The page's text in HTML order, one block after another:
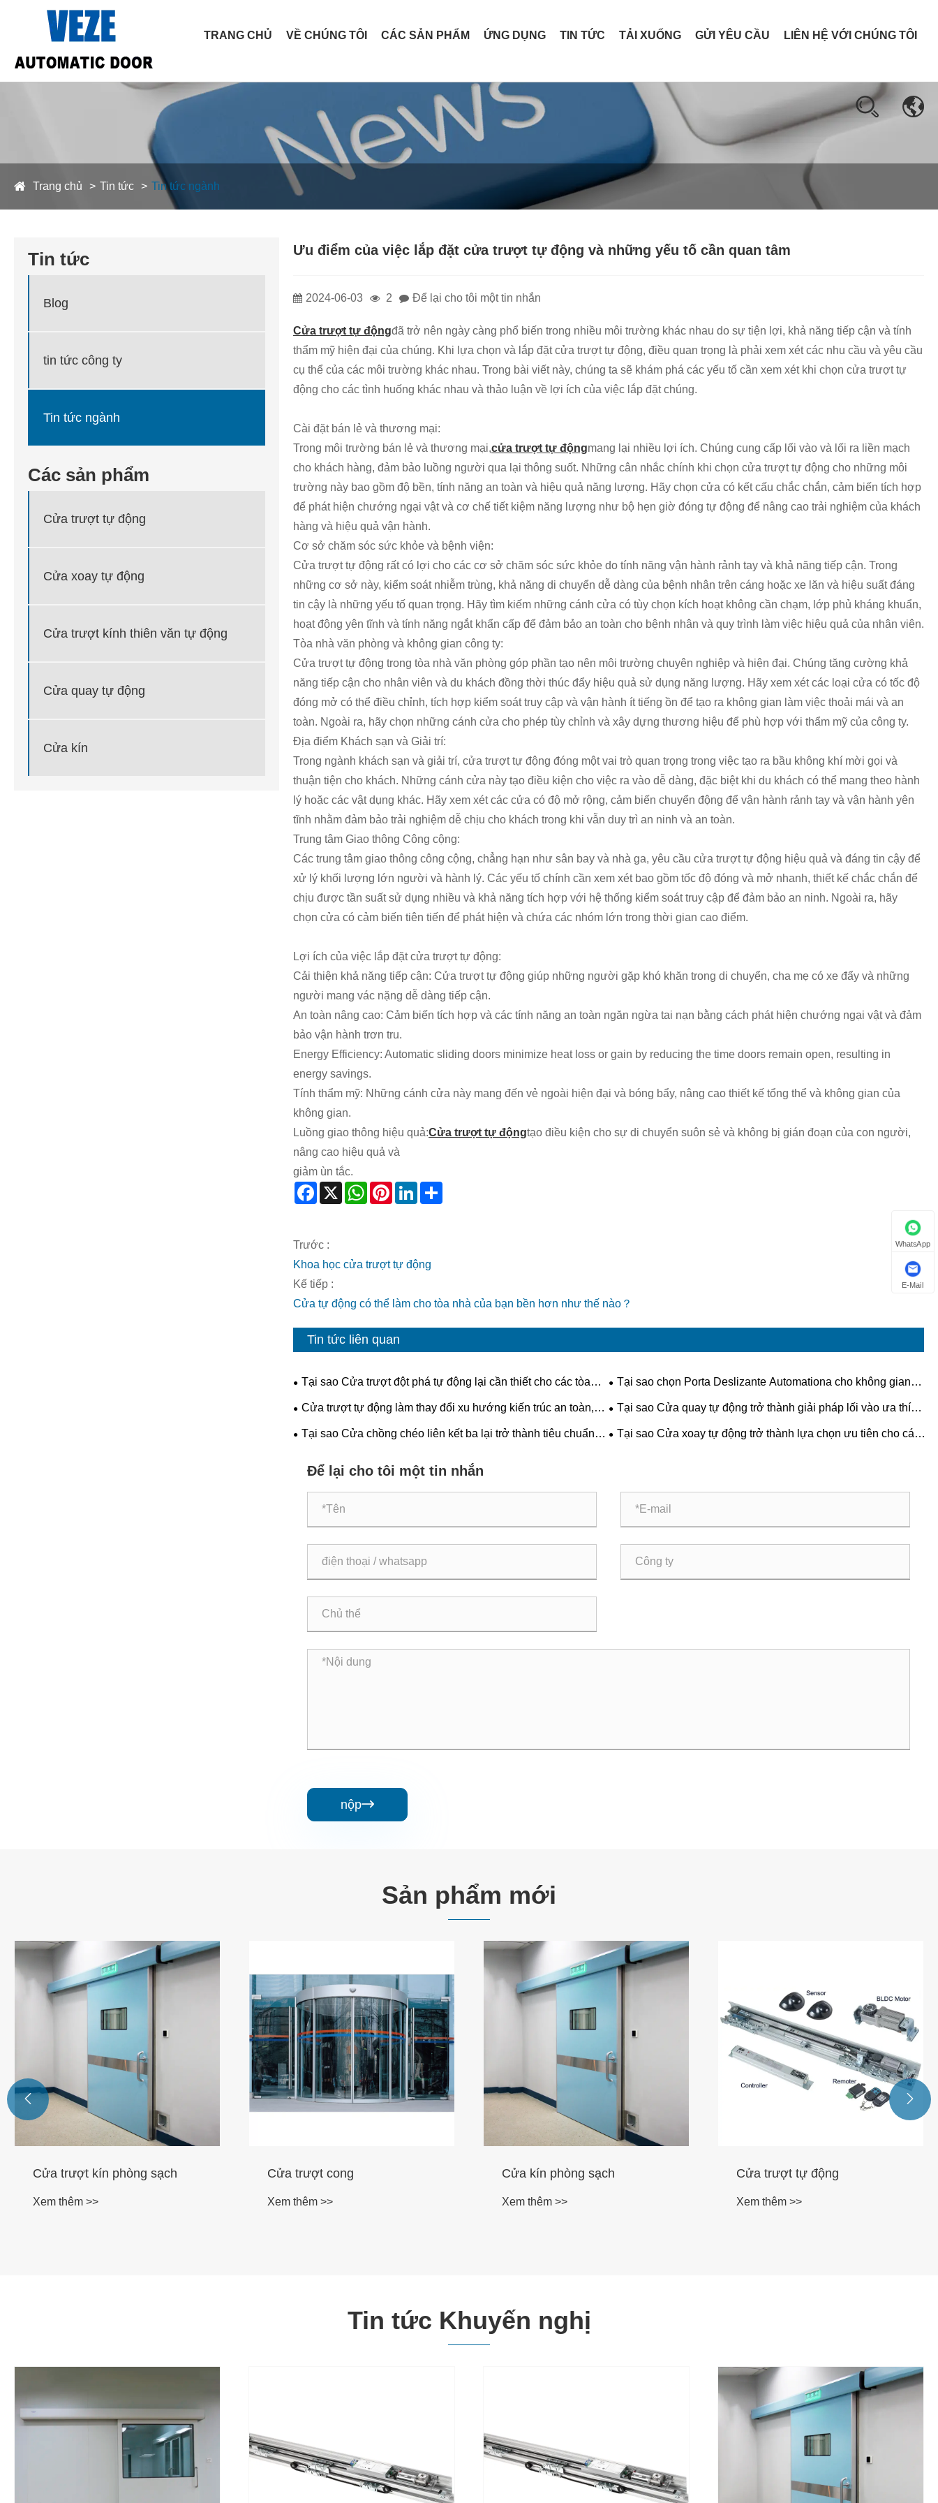
TRANG CHỦ VỀ CHÚNG TÔI CÁC SẢN PHẨM ỨNG DỤNG TIN TỨC TẢI XUỐNG GỬI YÊU CẦU LIÊN HỆ VỚI CHÚNG TÔI
Trang chủ Tin tức Tin tức ngành
Tin tức
Blog
tin tức công ty
Tin tức ngành
Các sản phẩm
Cửa trượt tự động
Cửa xoay tự động
Cửa trượt kính thiên văn tự động
Cửa quay tự động
Cửa kín
Ưu điểm của việc lắp đặt cửa trượt tự động và những yếu tố cần quan tâm
2024-06-03 2 Để lại cho tôi một tin nhắn
Cửa trượt tự độngđã trở nên ngày càng phổ biến trong nhiều môi trường khác nhau do sự tiện lợi, khả năng tiếp cận và tính
thẩm mỹ hiện đại của chúng. Khi lựa chọn và lắp đặt cửa trượt tự động, điều quan trọng là phải xem xét các nhu cầu và yêu cầu
cụ thể của các môi trường khác nhau. Trong bài viết này, chúng ta sẽ khám phá các yếu tố cần xem xét khi chọn cửa trượt tự
động cho các tình huống khác nhau và thảo luận về lợi ích của việc lắp đặt chúng.
Cài đặt bán lẻ và thương mại:
Trong môi trường bán lẻ và thương mại,cửa trượt tự độngmang lại nhiều lợi ích. Chúng cung cấp lối vào và lối ra liền mạch
cho khách hàng, đảm bảo luồng người qua lại thông suốt. Những cân nhắc chính khi chọn cửa trượt tự động cho những môi
trường này bao gồm độ bền, tính năng an toàn và hiệu quả năng lượng. Hãy chọn cửa có kết cấu chắc chắn, cảm biến tích hợp
để phát hiện chướng ngại vật và cơ chế tiết kiệm năng lượng như bộ hẹn giờ đóng tự động để nâng cao trải nghiệm của khách
hàng và hiệu quả vận hành.
Cơ sở chăm sóc sức khỏe và bệnh viện:
Cửa trượt tự động rất có lợi cho các cơ sở chăm sóc sức khỏe do tính năng vận hành rảnh tay và khả năng tiếp cận. Trong
những cơ sở này, kiểm soát nhiễm trùng, khả năng di chuyển dễ dàng của bệnh nhân trên cáng hoặc xe lăn và hiệu suất đáng
tin cậy là những yếu tố quan trọng. Hãy tìm kiếm những cánh cửa có tùy chọn kích hoạt không cần chạm, lớp phủ kháng khuẩn,
hoạt động yên tĩnh và tính năng ngắt khẩn cấp để đảm bảo an toàn cho bệnh nhân và quy trình làm việc hiệu quả của nhân viên.
Tòa nhà văn phòng và không gian công ty:
Cửa trượt tự động trong tòa nhà văn phòng góp phần tạo nên môi trường chuyên nghiệp và hiện đại. Chúng tăng cường khả
năng tiếp cận cho nhân viên và du khách đồng thời thúc đẩy hiệu quả sử dụng năng lượng. Hãy xem xét các loại cửa có tốc độ
đóng mở có thể điều chỉnh, tích hợp kiểm soát truy cập và vận hành ít tiếng ồn để tạo ra không gian làm việc thoải mái và an
toàn. Ngoài ra, hãy chọn những cánh cửa cho phép tùy chỉnh và xây dựng thương hiệu để phù hợp với thẩm mỹ của công ty.
Địa điểm Khách sạn và Giải trí:
Trong ngành khách sạn và giải trí, cửa trượt tự động đóng một vai trò quan trọng trong việc tạo ra bầu không khí mời gọi và
thuận tiện cho khách. Những cánh cửa này tạo điều kiện cho việc ra vào dễ dàng, đặc biệt khi du khách có thể mang theo hành
lý hoặc các vật dụng khác. Hãy xem xét các cửa có độ mở rộng, cảm biến chuyển động để vận hành rảnh tay và vận hành yên
tĩnh nhằm đảm bảo trải nghiệm dễ chịu cho khách trong khi vẫn duy trì an ninh và an toàn.
Trung tâm Giao thông Công cộng:
Các trung tâm giao thông công cộng, chẳng hạn như sân bay và nhà ga, yêu cầu cửa trượt tự động hiệu quả và đáng tin cậy để
xử lý khối lượng lớn người và hành lý. Các yếu tố chính cần xem xét bao gồm tốc độ đóng và mở nhanh, thiết kế chắc chắn để
chịu được tần suất sử dụng nhiều và khả năng tích hợp với hệ thống kiểm soát truy cập để đảm bảo an ninh. Ngoài ra, hãy
chọn cửa có cảm biến tiên tiến để phát hiện và chứa các nhóm lớn trong thời gian cao điểm.
Lợi ích của việc lắp đặt cửa trượt tự động:
Cải thiện khả năng tiếp cận: Cửa trượt tự động giúp những người gặp khó khăn trong di chuyển, cha mẹ có xe đẩy và những
người mang vác nặng dễ dàng tiếp cận.
An toàn nâng cao: Cảm biến tích hợp và các tính năng an toàn ngăn ngừa tai nạn bằng cách phát hiện chướng ngại vật và đảm
bảo vận hành trơn tru.
Energy Efficiency: Automatic sliding doors minimize heat loss or gain by reducing the time doors remain open, resulting in
energy savings.
Tính thẩm mỹ: Những cánh cửa này mang đến vẻ ngoài hiện đại và bóng bẩy, nâng cao thiết kế tổng thể và không gian của
không gian.
Luồng giao thông hiệu quả:Cửa trượt tự độngtạo điều kiện cho sự di chuyển suôn sẻ và không bị gián đoạn của con người,
nâng cao hiệu quả và
giảm ùn tắc.
Facebook
X WhatsAppPinterestLinkedIn
Trước :
Khoa học cửa trượt tự động
Kế tiếp :
Cửa tự động có thể làm cho tòa nhà của bạn bền hơn như thế nào？
Tin tức liên quan
Tại sao Cửa trượt đột phá tự động lại cần thiết cho các tòa
nhà hiện đại?
Tại sao chọn Porta Deslizante Automationa cho không gian
hiện đại?
Cửa trượt tự động làm thay đổi xu hướng kiến ​​trúc an toàn,
hiệu quả và tương lai như thế nào?
Tại sao Cửa quay tự động trở thành giải pháp lối vào ưa thích
cho các tòa nhà thương mại?
Tại sao Cửa chồng chéo liên kết ba lại trở thành tiêu chuẩn
Tại sao Cửa xoay tự động trở thành lựa chọn ưu tiên cho các
Để lại cho tôi một tin nhắn
nộp
Sản phẩm mới
Cửa trượt cong
Xem thêm >>
Cửa kín phòng sạch
Xem thêm >>
Cửa trượt tự động
Xem thêm >>
Dụng cụ mở cửa xoay hạng
 
Tin tức Khuyến nghị
WhatsApp
E-Mail